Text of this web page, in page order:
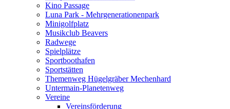
Kino Passage
Luna Park - Mehrgenerationenpark
Minigolfplatz
Musikclub Beavers
Radwege
Spielplätze
Sportboothafen
Sportstätten
Themenweg Hügelgräber Mechenhard
Untermain-Planetenweg
Vereine
Vereinsförderung